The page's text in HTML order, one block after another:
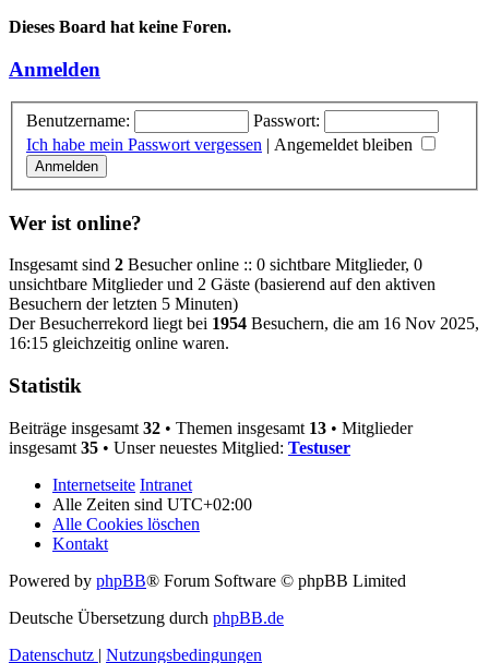
Dieses Board hat keine Foren.
Anmelden
Benutzername:
Passwort:
Ich habe mein Passwort vergessen | Angemeldet bleiben
Wer ist online?
Insgesamt sind 2 Besucher online :: 0 sichtbare Mitglieder, 0
unsichtbare Mitglieder und 2 Gäste (basierend auf den aktiven
Besuchern der letzten 5 Minuten)
Der Besucherrekord liegt bei 1954 Besuchern, die am 16 Nov 2025,
16:15 gleichzeitig online waren.
Statistik
Beiträge insgesamt 32 • Themen insgesamt 13 • Mitglieder
insgesamt 35 • Unser neuestes Mitglied: Testuser
Internetseite Intranet
Alle Zeiten sind UTC+02:00
Alle Cookies löschen
Kontakt
Powered by phpBB® Forum Software © phpBB Limited
Deutsche Übersetzung durch phpBB.de
Datenschutz | Nutzungsbedingungen